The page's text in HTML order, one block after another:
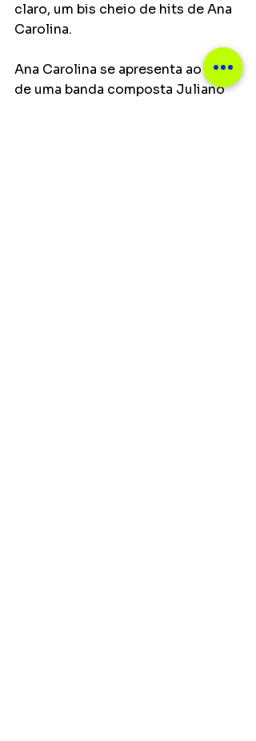
claro, um bis cheio de hits de Ana
Carolina.
Ana Carolina se apresenta ao lado
de uma banda composta Juliano